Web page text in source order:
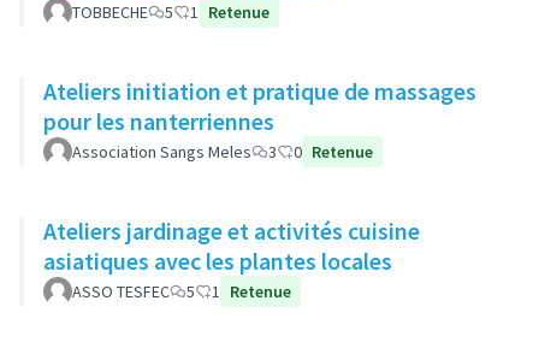
TOBBECHE 5 1 Retenue
Ateliers initiation et pratique de massages
pour les nanterriennes
Association Sangs Meles 3 0 Retenue
Ateliers jardinage et activités cuisine
asiatiques avec les plantes locales
ASSO TESFEC 5 1 Retenue